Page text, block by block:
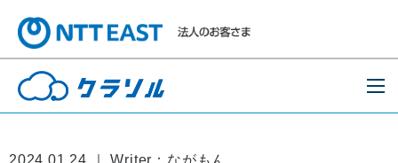
2024.01.24 ｜ Writer：ながもん